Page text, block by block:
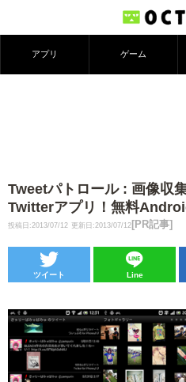
アプリ ゲーム
Tweetパトロール : 画像収
Twitterアプリ！無料
投稿日:2013/07/12 更新日:2013/07/12 [PR記事]
ツイート Line